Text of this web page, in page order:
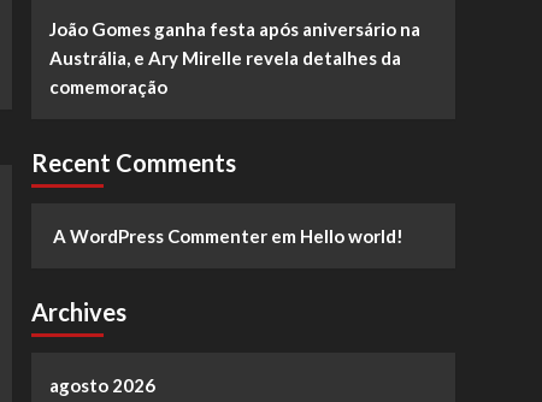
João Gomes ganha festa após aniversário na
Austrália, e Ary Mirelle revela detalhes da
comemoração
Recent Comments
A WordPress Commenterem Hello world!
Archives
agosto 2026